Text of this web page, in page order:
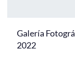
Galería
2022